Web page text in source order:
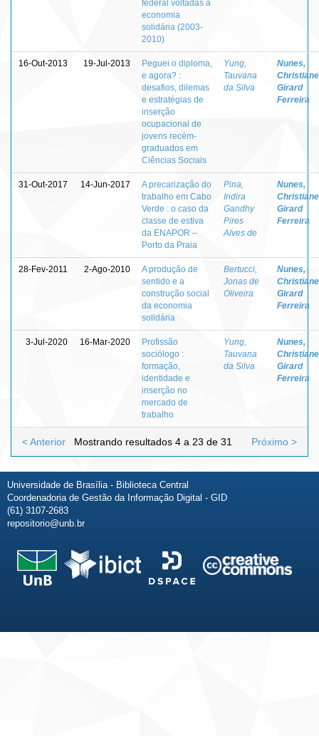
federal voltadas à
economia
solidária (2003-
2010)
16-Out-2013 19-Jul-2013
Peguei o diploma,
e agora? :
desafios, dilemas
e estratégias de
inserção
ocupacional de
jovens recém-
graduados em
Ciências Sociais
Yung,
Tauvana
da Silva
Nunes,
Christiane
Girard
Ferreira
31-Out-2017 14-Jun-2017
A precarização do
trabalho em Cabo
Verde : o caso da
classe de estiva
da ENAPOR –
Porto da Praia
Pina,
Indira
Gandhy
Pires
Alves de
Nunes,
Christiane
Girard
Ferreira
28-Fev-2011 2-Ago-2010
A produção de
sentido e a
construção social
da economia
solidária
Bertucci,
Jonas de
Oliveira
Nunes,
Christiane
Girard
Ferreira
3-Jul-2020 16-Mar-2020
Profissão
sociólogo :
formação,
identidade e
inserção no
mercado de
trabalho
Yung,
Tauvana
da Silva
Nunes,
Christiane
Girard
Ferreira
Mostrando resultados 4 a 23 de 31
< Anterior Próximo >
Universidade de Brasília - Biblioteca Central
Coordenadoria de Gestão da Informação Digital - GID
(61) 3107-2683
repositorio@unb.br